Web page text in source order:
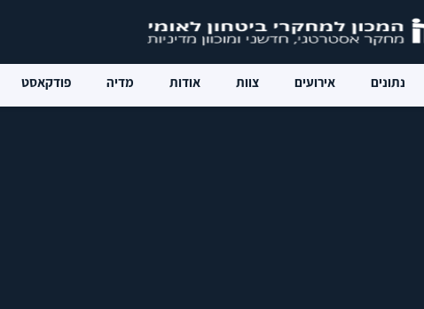
נתונים אירועים צוות אודות מדיה פודקאסט